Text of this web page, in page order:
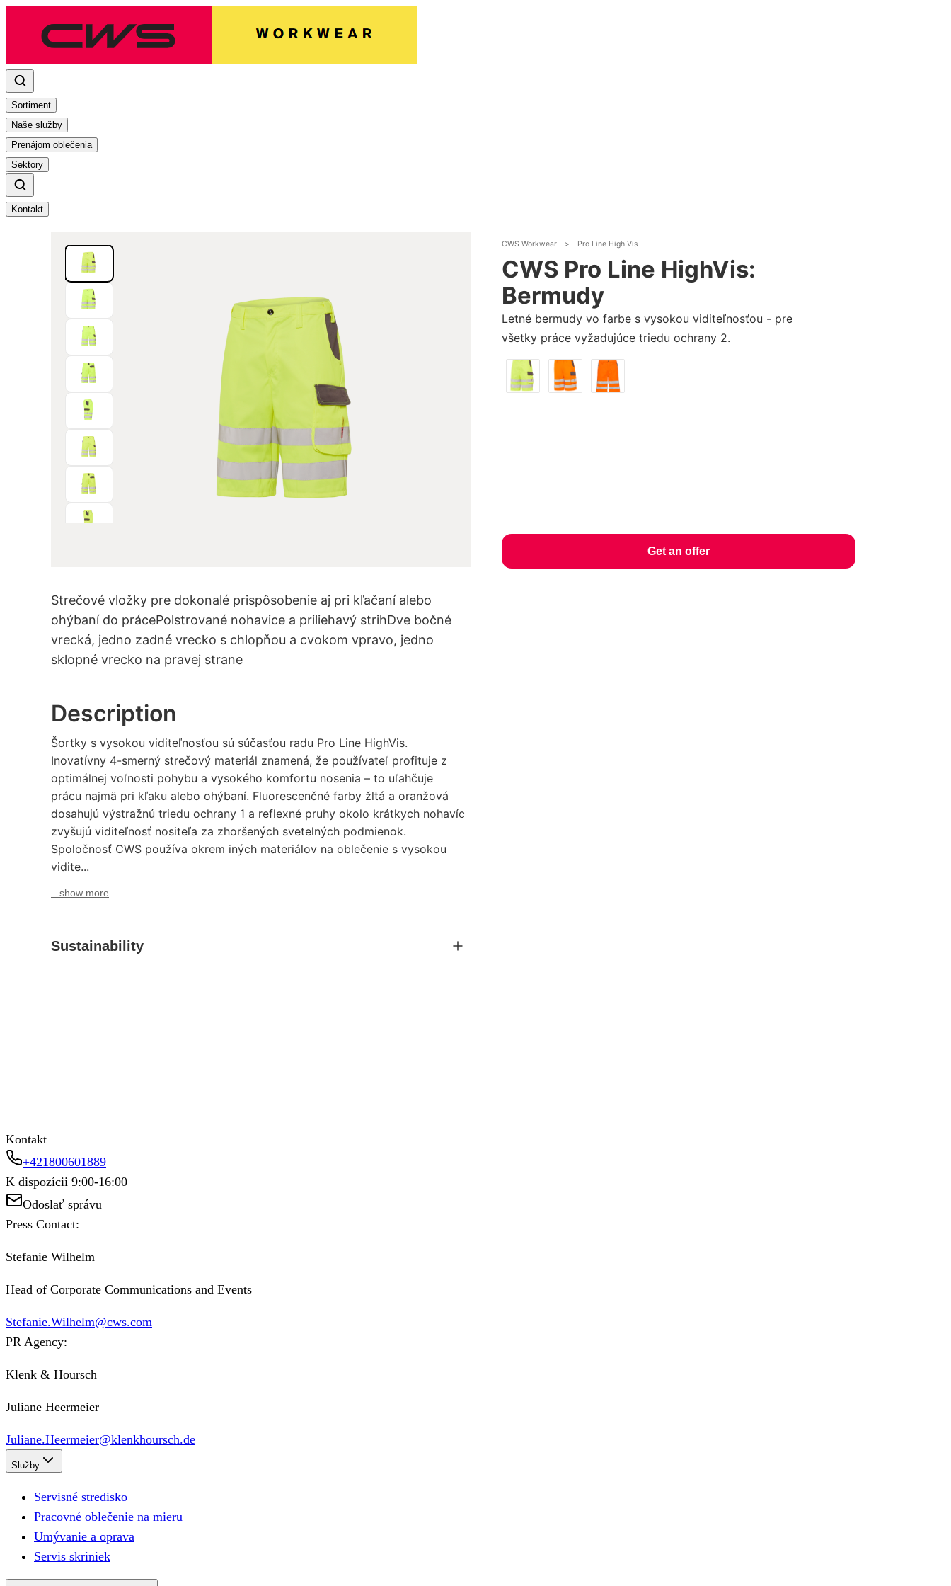
Sortiment
Naše služby
Prenájom oblečenia
Sektory
Kontakt
Strečové vložky pre dokonalé prispôsobenie aj pri kľačaní alebo
ohýbaní do prácePolstrované nohavice a priliehavý strihDve bočné
vrecká, jedno zadné vrecko s chlopňou a cvokom vpravo, jedno
sklopné vrecko na pravej strane
Description
Šortky s vysokou viditeľnosťou sú súčasťou radu Pro Line HighVis.
Inovatívny 4-smerný strečový materiál znamená, že používateľ profituje z
optimálnej voľnosti pohybu a vysokého komfortu nosenia – to uľahčuje
prácu najmä pri kľaku alebo ohýbaní. Fluorescenčné farby žltá a oranžová
dosahujú výstražnú triedu ochrany 1 a reflexné pruhy okolo krátkych nohavíc
zvyšujú viditeľnosť nositeľa za zhoršených svetelných podmienok.
Spoločnosť CWS používa okrem iných materiálov na oblečenie s vysokou
vidite...
...show more
Sustainability
CWS Workwear > Pro Line High Vis
CWS Pro Line HighVis:
Bermudy
Letné bermudy vo farbe s vysokou viditeľnosťou - pre
všetky práce vyžadujúce triedu ochrany 2.
Get an offer
Kontakt
+421800601889
K dispozícii 9:00-16:00
Odoslať správu
Press Contact:
Stefanie Wilhelm
Head of Corporate Communications and Events
Stefanie.Wilhelm@cws.com
PR Agency:
Klenk & Hoursch
Juliane Heermeier
Juliane.Heermeier@klenkhoursch.de
Služby
Servisné stredisko
Pracovné oblečenie na mieru
Umývanie a oprava
Servis skriniek